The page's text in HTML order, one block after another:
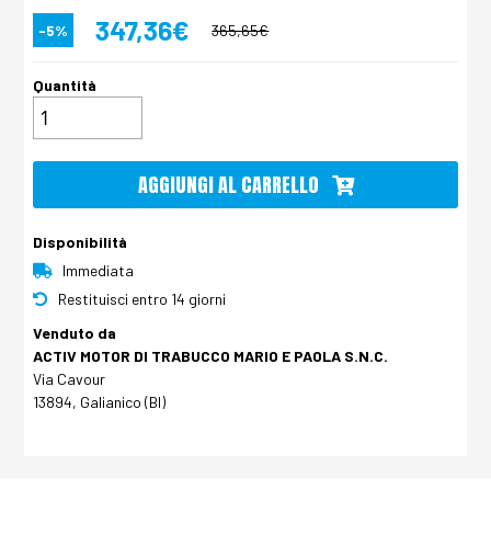
-5% 347,36€ 365,65€
Quantità
AGGIUNGI AL CARRELLO
Disponibilità
Immediata
Restituisci entro 14 giorni
Venduto da
ACTIV MOTOR DI TRABUCCO MARIO E PAOLA S.N.C.
Via Cavour
13894, Galianico (BI)